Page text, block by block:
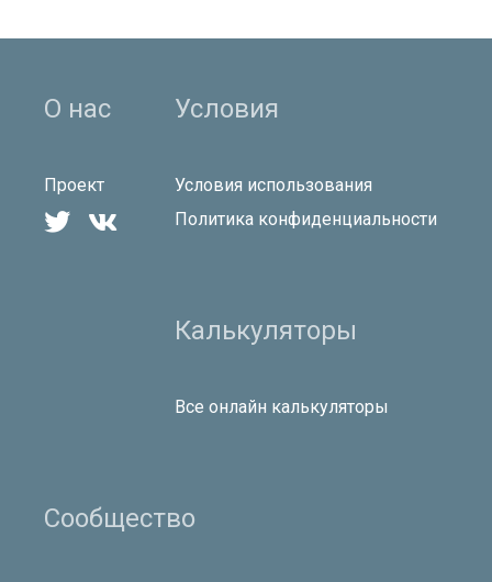
О нас
Проект
 
Условия
Условия использования
Политика конфиденциальности
Калькуляторы
Все онлайн калькуляторы
Сообщество